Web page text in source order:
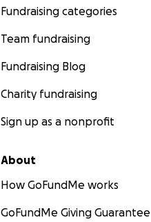
Fundraising categories
Team fundraising
Fundraising Blog
Charity fundraising
Sign up as a nonprofit
About
How GoFundMe works
GoFundMe Giving Guarantee